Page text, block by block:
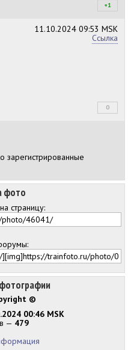
©
00:46 MSK
— 479
фото
страницу:
+1
11.10.2024 09:53 MSK
Ссылка
0
зарегистрированные